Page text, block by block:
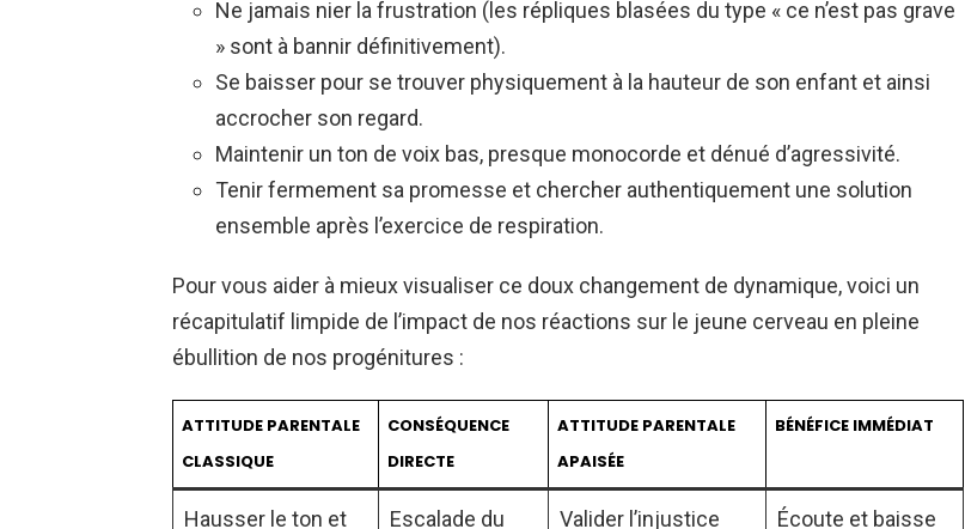
Ne jamais nier la frustration (les répliques blasées du type « ce n’est pas grave
» sont à bannir définitivement).
Se baisser pour se trouver physiquement à la hauteur de son enfant et ainsi
accrocher son regard.
Maintenir un ton de voix bas, presque monocorde et dénué d’agressivité.
Tenir fermement sa promesse et chercher authentiquement une solution
ensemble après l’exercice de respiration.
Pour vous aider à mieux visualiser ce doux changement de dynamique, voici un
récapitulatif limpide de l’impact de nos réactions sur le jeune cerveau en pleine
ébullition de nos progénitures :
ATTITUDE PARENTALE
CLASSIQUE
CONSÉQUENCE
DIRECTE
ATTITUDE PARENTALE
APAISÉE
BÉNÉFICE IMMÉDIAT
Hausser le ton et Escalade du Valider l’injustice Écoute et baisse